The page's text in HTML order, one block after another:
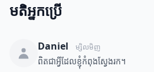
មតិអ្នកប្រើ
Daniel ម្សិលមិញ
ពិតជាអ្វីដែលខ្ញុំកំពុងស្វែងរក។